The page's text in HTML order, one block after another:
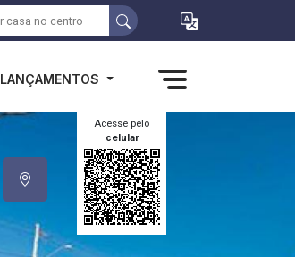
LANÇAMENTOS
Acesse pelo
celular